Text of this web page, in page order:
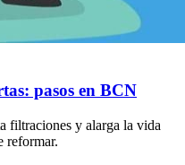
pasos en BCN
filtraciones y alarga la vida
reformar.